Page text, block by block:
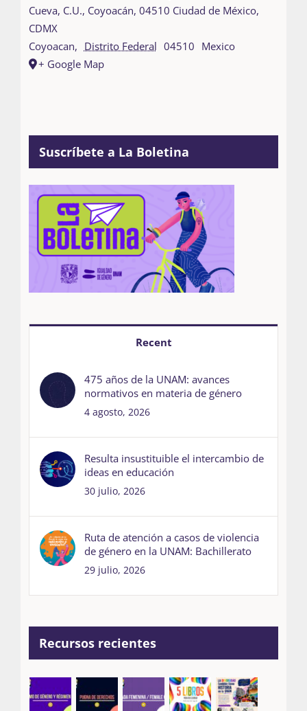
Cueva, C.U., Coyoacán, 04510 Ciudad de México,
CDMX
Coyoacan, Distrito Federal 04510 Mexico
+ Google Map
Suscríbete a La Boletina
Recent
475 años de la UNAM: avances
normativos en materia de género
4 agosto, 2026
Resulta insustituible el intercambio de
ideas en educación
30 julio, 2026
Ruta de atención a casos de violencia
de género en la UNAM: Bachillerato
29 julio, 2026
Recursos recientes